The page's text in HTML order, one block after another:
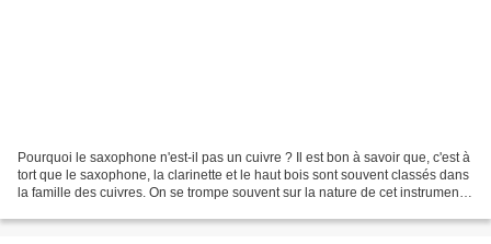
Pourquoi le saxophone n'est-il pas un cuivre ? Il est bon à savoir que, c'est à
tort que le saxophone, la clarinette et le haut bois sont souvent classés dans
la famille des cuivres. On se trompe souvent sur la nature de cet instrument